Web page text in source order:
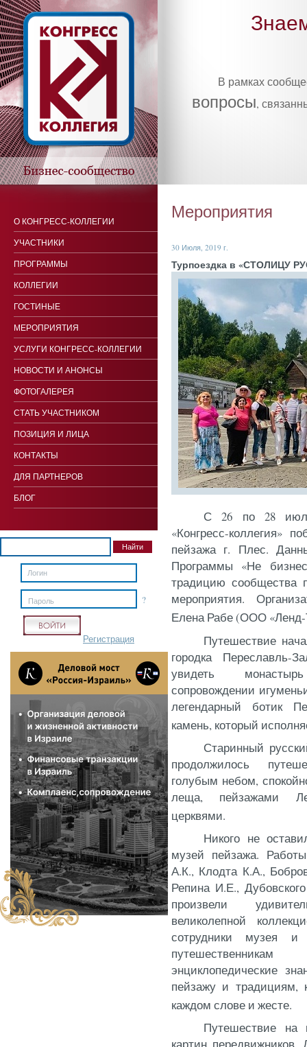
В рамках
вопросы,
Мероприятия
30 Июля, 2019 г.
Тур­по­ез­дка в «СТО­ЛИЦУ
С 26 по 28
«Конгресс-коллегия»
пейзажа г. Плес.
Программы «Не
традицию сообщества
мероприятия.
Елена Рабе (ООО «Ленд-
Путешествие
городка Переславль-
увидеть
сопровождении
легендарный ботик
камень, который
Старинный
продолжилось
голубым небом,
леща, пейзажами
церквями.
Никого не
музей пейзажа.
А.К., Клодта К.А.,
Репина И.Е.,
произвели
великолепной
сотрудники музея и
энциклопедические
пейзажу и традициям,
каждом слове и жесте.
Путешествие на
О КОНГРЕСС-КОЛЛЕГИИ
УЧАСТНИКИ
ПРОГРАММЫ
КОЛЛЕГИИ
ГОСТИНЫЕ
МЕРОПРИЯТИЯ
УСЛУГИ КОНГРЕСС-КОЛЛЕГИИ
НОВОСТИ И АНОНСЫ
ФОТОГАЛЕРЕЯ
СТАТЬ УЧАСТНИКОМ
ПОЗИЦИЯ И ЛИЦА
КОНТАКТЫ
ДЛЯ ПАРТНЕРОВ
БЛОГ
?
Пароль
Регистрация